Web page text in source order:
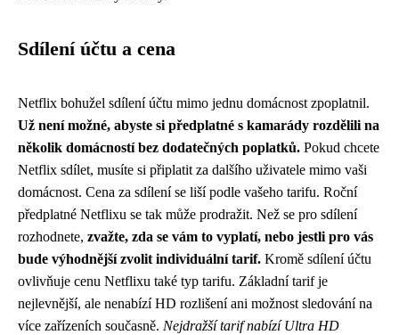
Sdílení účtu a cena
Netflix bohužel sdílení účtu mimo jednu domácnost zpoplatnil.
Už není možné, abyste si předplatné s kamarády rozdělili na
několik domácností bez dodatečných poplatků. Pokud chcete
Netflix sdílet, musíte si připlatit za dalšího uživatele mimo vaši
domácnost. Cena za sdílení se liší podle vašeho tarifu. Roční
předplatné Netflixu se tak může prodražit. Než se pro sdílení
rozhodnete, zvažte, zda se vám to vyplatí, nebo jestli pro vás
bude výhodnější zvolit individuální tarif. Kromě sdílení účtu
ovlivňuje cenu Netflixu také typ tarifu. Základní tarif je
nejlevnější, ale nenabízí HD rozlišení ani možnost sledování na
více zařízeních současně. Nejdražší tarif nabízí Ultra HD